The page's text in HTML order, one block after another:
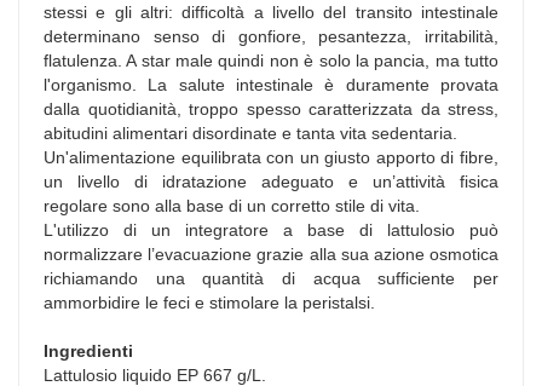
stessi e gli altri: difficoltà a livello del transito intestinale
determinano senso di gonfiore, pesantezza, irritabilità,
flatulenza. A star male quindi non è solo la pancia, ma tutto
l'organismo. La salute intestinale è duramente provata
dalla quotidianità, troppo spesso caratterizzata da stress,
abitudini alimentari disordinate e tanta vita sedentaria.
Un'alimentazione equilibrata con un giusto apporto di fibre,
un livello di idratazione adeguato e un’attività fisica
regolare sono alla base di un corretto stile di vita.
L'utilizzo di un integratore a base di lattulosio può
normalizzare l’evacuazione grazie alla sua azione osmotica
richiamando una quantità di acqua sufficiente per
ammorbidire le feci e stimolare la peristalsi.
Ingredienti
Lattulosio liquido EP 667 g/L.